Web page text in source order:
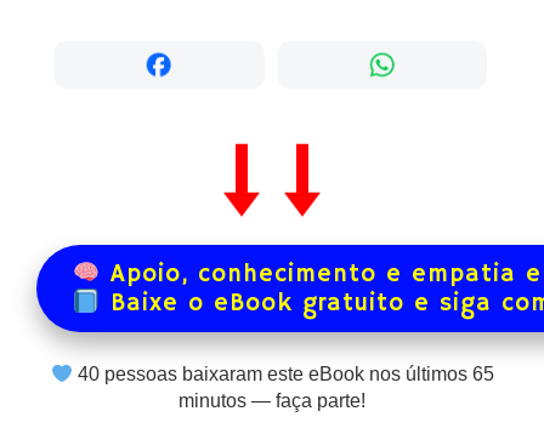
Apoio, conhecimento e empatia
Baixe o eBook gratuito e siga
40pessoas baixaram este eBook nos últimos 65
minutos — faça parte!